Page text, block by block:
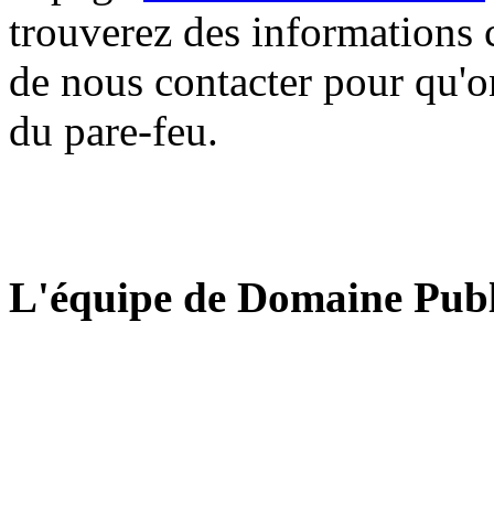
trouverez des informations
de nous contacter pour
du pare-feu.
L'équipe de Domaine